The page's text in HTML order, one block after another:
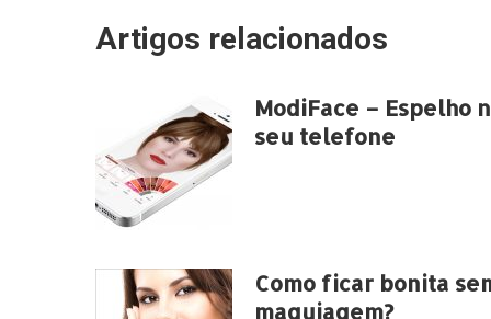
Artigos relacionados
ModiFace – Espelho
seu telefone
Como ficar bonita
maquiagem?